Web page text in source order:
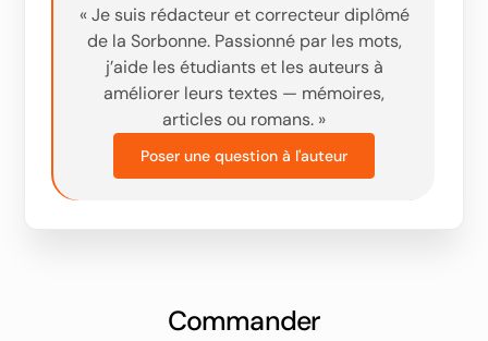
« Je suis rédacteur et correcteur diplômé
de la Sorbonne. Passionné par les mots,
j’aide les étudiants et les auteurs à
améliorer leurs textes — mémoires,
articles ou romans. »‬
Poser une question à l'auteur
Commander